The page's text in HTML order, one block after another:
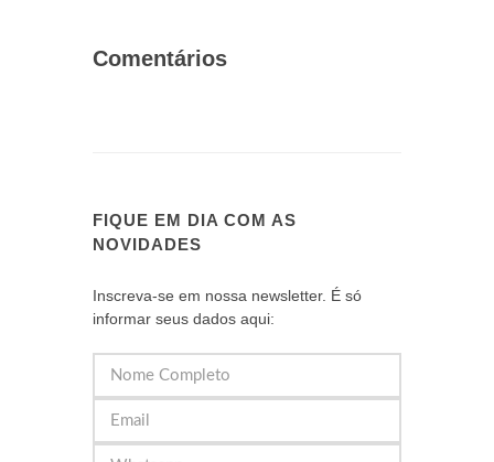
Comentários
FIQUE EM DIA COM AS
NOVIDADES
Inscreva-se em nossa newsletter. É só
informar seus dados aqui: